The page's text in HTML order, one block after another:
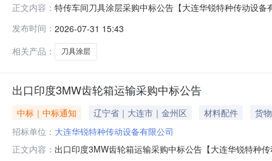
正文内容： 特传车间刀具涂层采购中标公告【大连华锐特种传动设
发布时间： 2026-07-31 15:43
相关产品：
刀具涂层
出口印度3MW齿轮箱运输采购中标公告
中标｜中标通知 辽宁省｜大连市｜金州区 材料配件
货物
招标单位： 大连华锐特种传动设备有限公司
正文内容： 出口印度3MW齿轮箱运输采购中标公告【大连华锐特种